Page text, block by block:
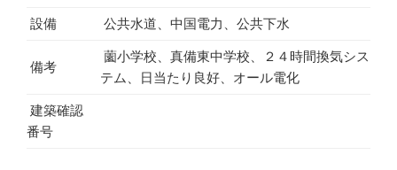
設備 公共水道、中国電力、公共下水
備考
薗小学校、真備東中学校、２４時間換気シス
テム、日当たり良好、オール電化
建築確認
番号